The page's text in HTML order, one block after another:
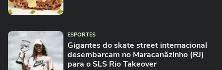
ESPORTES
Gigantes do skate street internacional
desembarcam no Maracanãzinho (RJ)
para o SLS Rio Takeover